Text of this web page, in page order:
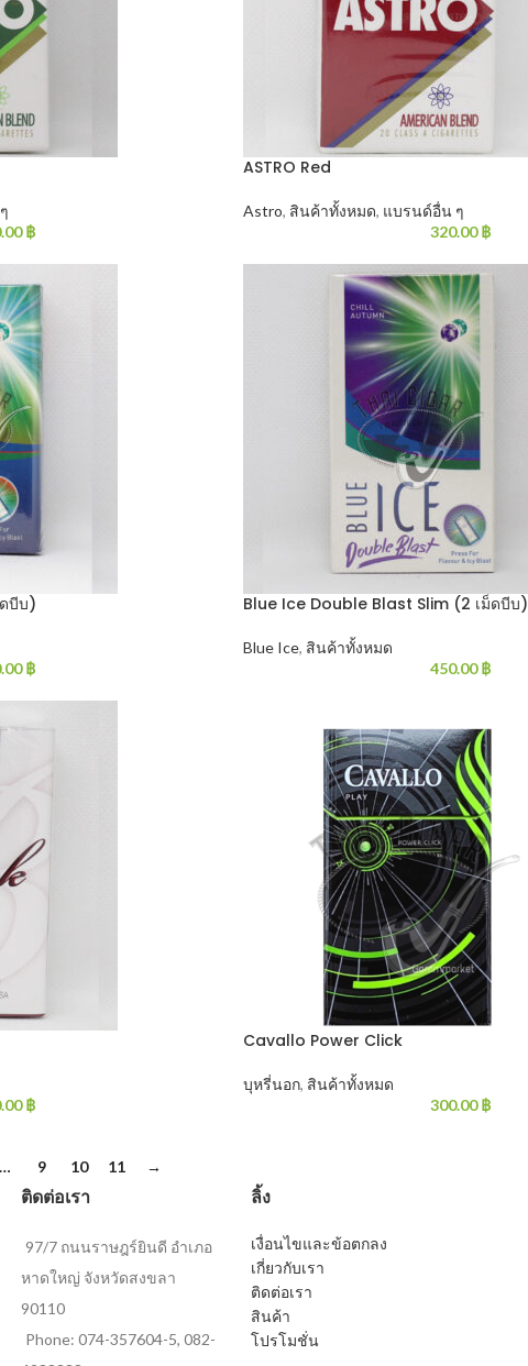
฿
ASTRO Red
Astro, สินค้าทั้งหมด, แบรนด์อื่น ๆ
320.00฿
บีบ)
฿
Blue Ice Double Blast Slim (2 เม็ดบีบ)
Blue Ice, สินค้าทั้งหมด
450.00฿
฿
Cavallo Power Click
บุหรี่นอก, สินค้าทั้งหมด
300.00฿
… 9 10 11 →
ติดต่อเรา
97/7 ถนนราษฎร์ยินดี อำเภอ
หาดใหญ่ จังหวัดสงขลา
90110
Phone: 074-357604-5, 082-
ลิ้ง
เงื่อนไขและข้อตกลง
เกี่ยวกับเรา
ติดต่อเรา
สินค้า
โปรโมชั่น